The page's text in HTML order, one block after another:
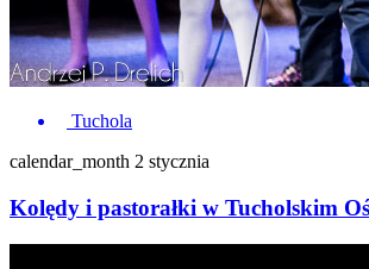
Tuchola
calendar_month 2 stycznia
Kolędy i pastorałki w Tucholskim